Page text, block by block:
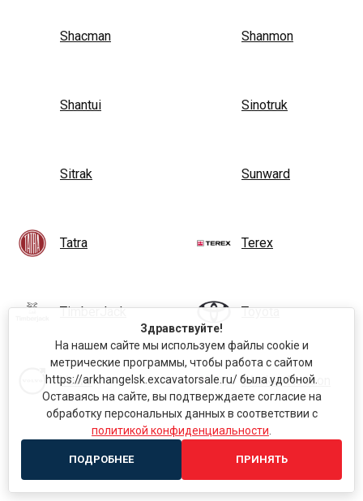
Shacman Shanmon
Shantui Sinotruk
Sitrak Sunward
Tatra Terex
TimberJack Toyota
Volvo Wacker Neuson
Здравствуйте!
На нашем сайте мы используем файлы cookie и
метрические программы, чтобы работа с сайтом
https://arkhangelsk.excavatorsale.ru/ была удобной.
Оставаясь на сайте, вы подтверждаете согласие на
обработку персональных данных в соответствии с
политикой конфиденциальности
ПОДРОБНЕЕ ПРИНЯТЬ